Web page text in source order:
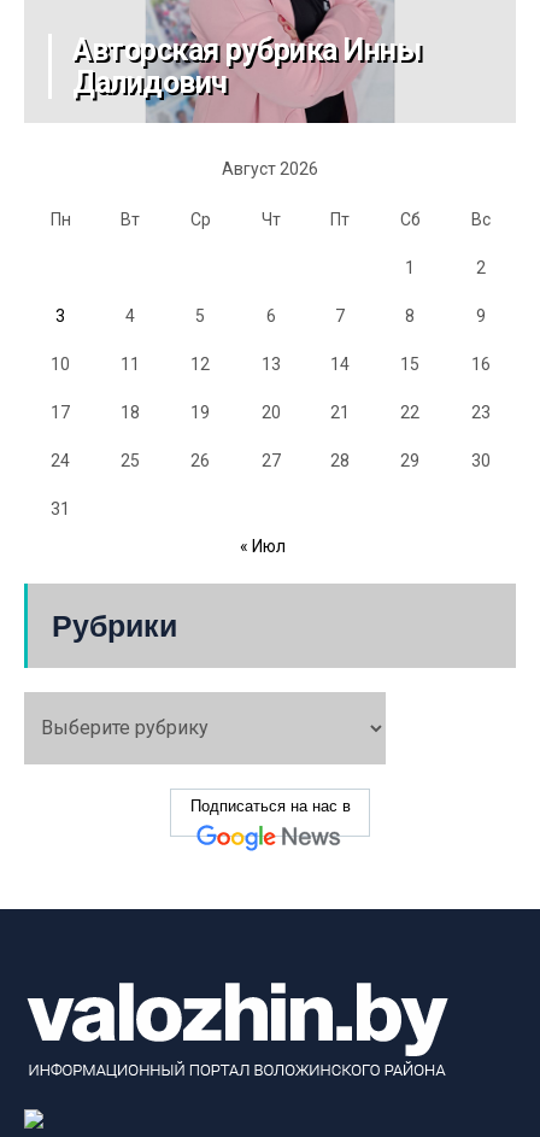
Авторская рубрика Инны
Далидович
Август 2026
Пн Вт Ср Чт Пт Сб Вс
1 2
3 4 5 6 7 8 9
10 11 12 13 14 15 16
17 18 19 20 21 22 23
24 25 26 27 28 29 30
31
« Июл
Рубрики
Подписаться на нас в